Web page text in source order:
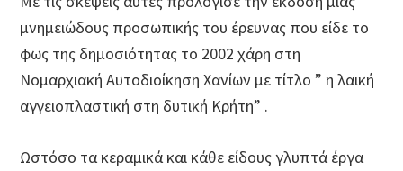
μνημειώδους προσωπικής του έρευνας που είδε το
φως της δημοσιότητας το 2002 χάρη στη
Νομαρχιακή Αυτοδιοίκηση Χανίων με τίτλο ” η λαική
αγγειοπλαστική στη δυτική Κρήτη” .
Ωστόσο τα κεραμικά και κάθε είδους γλυπτά έργα